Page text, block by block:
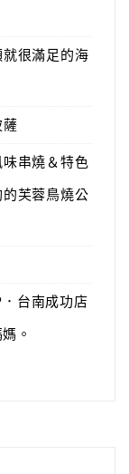
就很滿足的海
薩
串燒＆特色
芙蓉鳥燒公
台南成功店
。